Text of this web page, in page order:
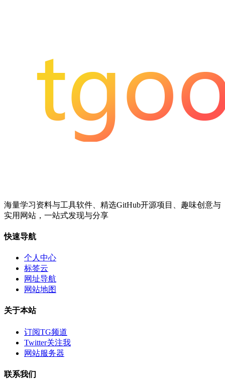
海量学习资料与工具软件、精选GitHub开源项目、趣味创意与
实用网站，一站式发现与分享
快速导航
个人中心
标签云
网址导航
网站地图
关于本站
订阅TG频道
Twitter关注我
网站服务器
联系我们